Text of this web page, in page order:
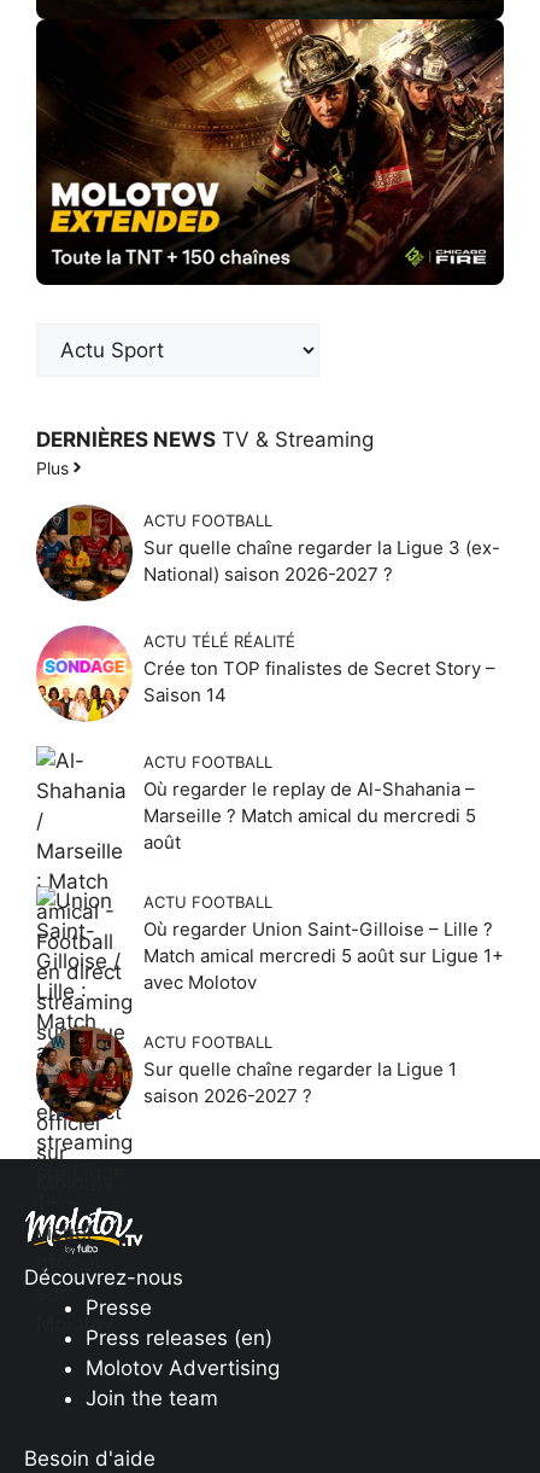
DERNIÈRES NEWS TV & Streaming
Plus
ACTU FOOTBALL
Sur quelle chaîne regarder la Ligue 3 (ex-
National) saison 2026-2027 ?
ACTU TÉLÉ RÉALITÉ
Crée ton TOP finalistes de Secret Story –
Saison 14
ACTU FOOTBALL
Où regarder le replay de Al-Shahania –
Marseille ? Match amical du mercredi 5
août
ACTU FOOTBALL
Où regarder Union Saint-Gilloise – Lille ?
Match amical mercredi 5 août sur Ligue 1+
avec Molotov
ACTU FOOTBALL
Sur quelle chaîne regarder la Ligue 1
saison 2026-2027 ?
Découvrez-nous
Presse
Press releases (en)
Molotov Advertising
Join the team
Besoin d'aide